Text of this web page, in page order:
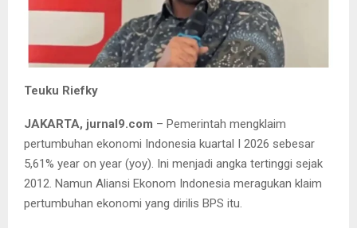
Teuku Riefky
JAKARTA, jurnal9.com – Pemerintah mengklaim
pertumbuhan ekonomi Indonesia kuartal I 2026 sebesar
5,61% year on year (yoy). Ini menjadi angka tertinggi sejak
2012. Namun Aliansi Ekonom Indonesia meragukan klaim
pertumbuhan ekonomi yang dirilis BPS itu.